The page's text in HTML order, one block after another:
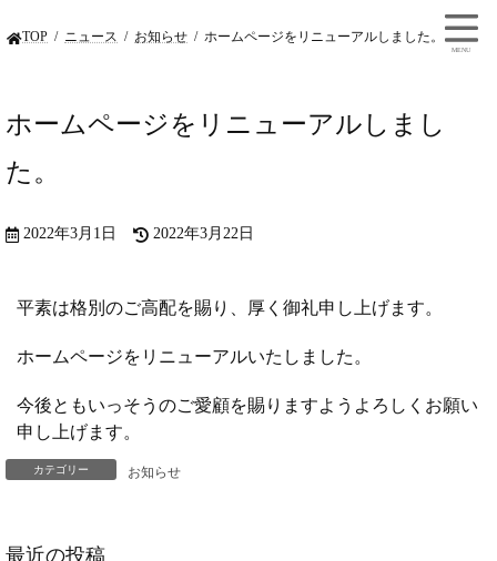
TOP ニュース お知らせ ホームページをリニューアルしました。
ホームページをリニューアルしまし
た。
2022年3月1日 2022年3月22日
平素は格別のご高配を賜り、厚く御礼申し上げます。
ホームページをリニューアルいたしました。
今後ともいっそうのご愛顧を賜りますようよろしくお願い
申し上げます。
カテゴリー お知らせ
最近の投稿